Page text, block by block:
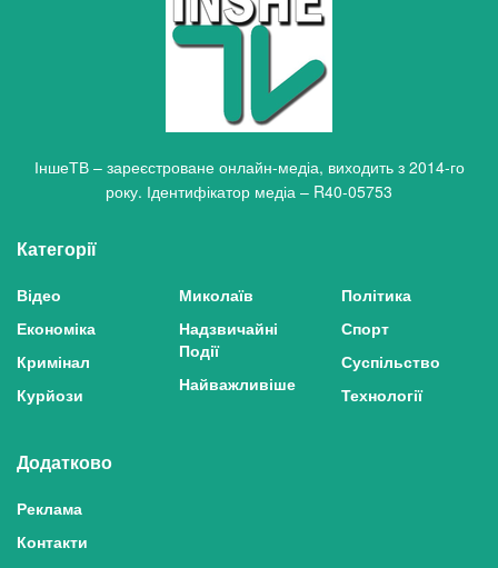
ІншеТВ – зареєстроване онлайн-медіа, виходить з 2014-го
року. Ідентифікатор медіа – R40-05753
Категорії
Відео
Економіка
Кримінал
Курйози
Миколаїв
Надзвичайні
Події
Найважливіше
Політика
Спорт
Суспільство
Технології
Додатково
Реклама
Контакти